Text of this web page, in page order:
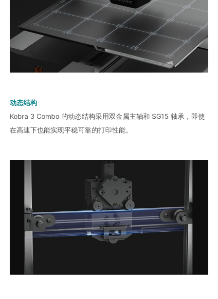
动态结构
Kobra 3 Combo 的动态结构采用双金属主轴和 SG15 轴承，即使
在高速下也能实现平稳可靠的打印性能。